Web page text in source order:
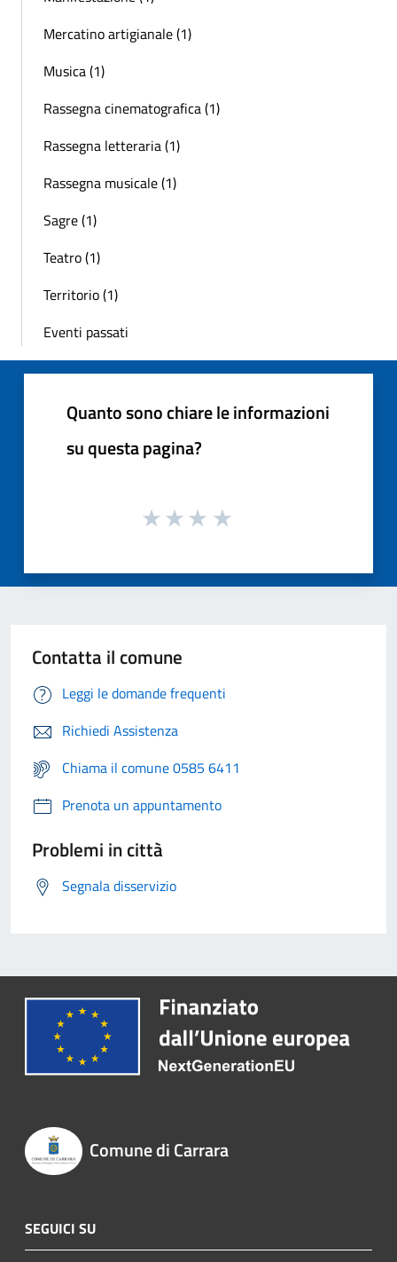
Mercatino artigianale (1)
Musica (1)
Rassegna cinematografica (1)
Rassegna letteraria (1)
Rassegna musicale (1)
Sagre (1)
Teatro (1)
Territorio (1)
Eventi passati
Quanto sono chiare le informazioni
su questa pagina?
Contatta il comune
Leggi le domande frequenti
Richiedi Assistenza
Chiama il comune 0585 6411
Prenota un appuntamento
Problemi in città
Segnala disservizio
Comune di Carrara
SEGUICI SU